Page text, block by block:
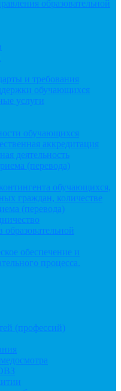
образовательной
и требования
обучающихся
услуги
обучающихся
аккредитация
деятельность
(перевода)
обучающихся,
граждан, количестве
(перевода)
обеспечение и
процесса.
(профессий)